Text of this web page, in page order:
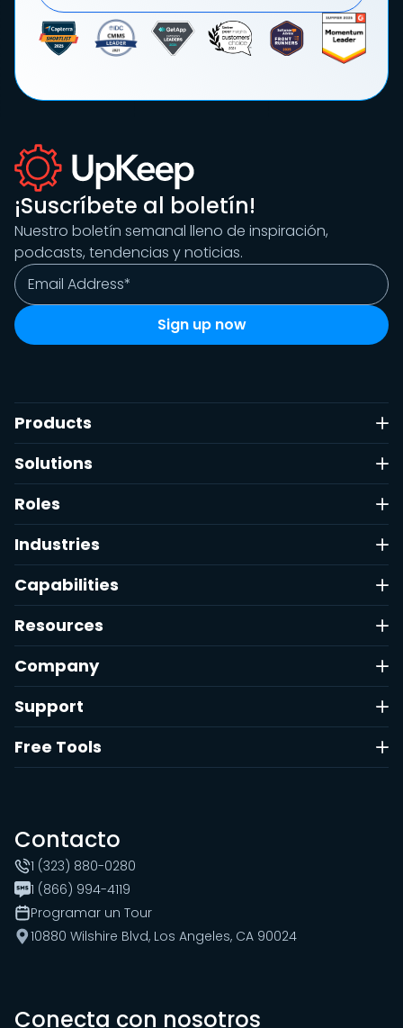
¡Suscríbete al boletín!
Nuestro boletín semanal lleno de inspiración,
podcasts, tendencias y noticias.
Products
Solutions
Roles
Industries
Capabilities
Resources
Company
Support
Free Tools
Contacto
1 (323) 880-0280
1 (866) 994-4119
Programar un Tour
10880 Wilshire Blvd, Los Angeles, CA 90024
Conecta con nosotros